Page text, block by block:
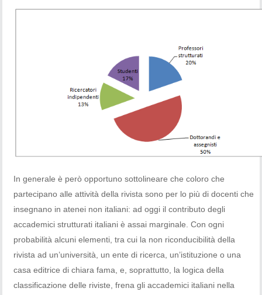
In generale è però opportuno sottolineare che coloro che
partecipano alle attività della rivista sono per lo più di docenti che
insegnano in atenei non italiani: ad oggi il contributo degli
accademici strutturati italiani è assai marginale. Con ogni
probabilità alcuni elementi, tra cui la non riconducibilità della
rivista ad un’università, un ente di ricerca, un’istituzione o una
casa editrice di chiara fama, e, soprattutto, la logica della
classificazione delle riviste, frena gli accademici italiani nella